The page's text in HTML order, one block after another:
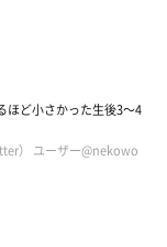
ほど小さかった生後3～4
） ユーザー@nekowo